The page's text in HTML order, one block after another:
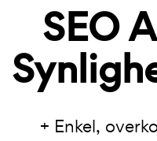
SEO
+ Enkel,